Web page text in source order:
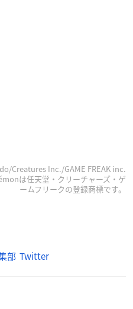
Creatures Inc./GAME FREAK inc.
は任天堂・クリーチャーズ・ゲ
ームフリークの登録商標です。
部 Twitter